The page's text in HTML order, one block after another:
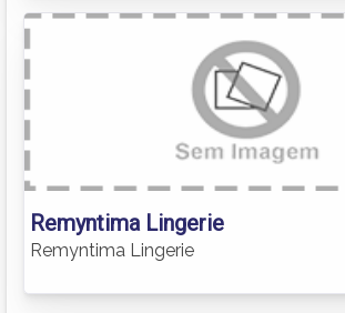
Remyntima Lingerie
Remyntima Lingerie